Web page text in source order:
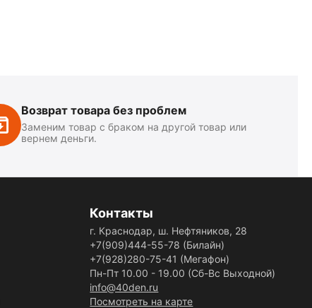
Возврат товара без проблем
Заменим товар с браком на другой товар или
вернем деньги.
Контакты
г. Краснодар, ш. Нефтяников, 28
+7(909)444-55-78 (Билайн)
+7(928)280-75-41 (Мегафон)
Пн-Пт 10.00 - 19.00 (Сб-Вс Выходной)
info@40den.ru
Посмотреть на карте